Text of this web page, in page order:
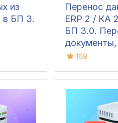
из
в БП 3.
Перенос
ERP 2 / КА
БП 3.0.
остатки и
168